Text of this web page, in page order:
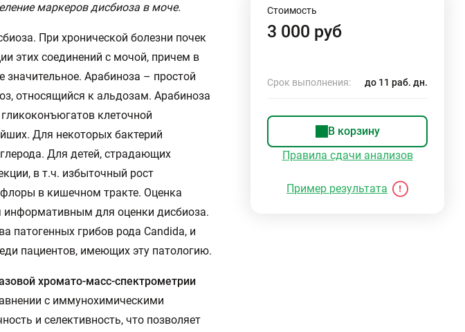
маркеров дисбиоза в моче.
При хронической болезни почек
этих соединений с мочой, причем в
значительное. Арабиноза – простой
относящийся к альдозам. Арабиноза
клеточной
Для некоторых бактерий
Для детей, страдающих
в т.ч. избыточный рост
в кишечном тракте. Оценка
информативным для оценки дисбиоза.
патогенных грибов рода Candida, и
пациентов, имеющих эту патологию.
хромато-масс-спектрометрии
с иммунохимическими
и селективность, что позволяет
Стоимость
3 000 руб
Срок выполнения: до 11 раб. дн.
В корзину
Правила сдачи анализов
Пример результата